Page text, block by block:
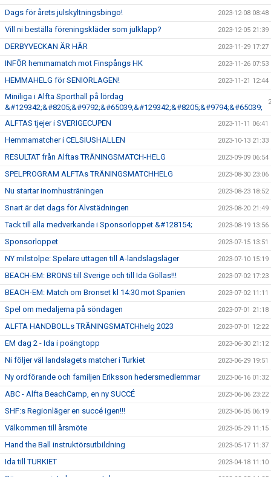
Dags för årets julskyltningsbingo! 2023-12-08 08:48
Vill ni beställa föreningskläder som julklapp? 2023-12-05 21:39
DERBYVECKAN ÄR HÄR 2023-11-29 17:27
INFÖR hemmamatch mot Finspångs HK 2023-11-26 07:53
HEMMAHELG för SENIORLAGEN! 2023-11-21 12:44
Miniliga i Alfta Sporthall på lördag
&#129342;&#8205;&#9792;&#65039;&#129342;&#8205;&#9794;&#65039;
ALFTAS tjejer i SVERIGECUPEN 2023-11-11 06:41
Hemmamatcher i CELSIUSHALLEN 2023-10-13 21:33
RESULTAT från Alftas TRÄNINGSMATCH-HELG 2023-09-09 06:54
SPELPROGRAM ALFTAs TRÄNINGSMATCHHELG 2023-08-30 23:06
Nu startar inomhusträningen 2023-08-23 18:52
Snart är det dags för Älvstädningen 2023-08-20 21:49
Tack till alla medverkande i Sponsorloppet &#128154; 2023-08-19 13:56
Sponsorloppet 2023-07-15 13:51
NY milstolpe: Spelare uttagen till A-landslagsläger 2023-07-10 15:19
BEACH-EM: BRONS till Sverige och till Ida Göllas!!! 2023-07-02 17:23
BEACH-EM: Match om Bronset kl 14:30 mot Spanien 2023-07-02 11:11
Spel om medaljerna på söndagen 2023-07-01 21:18
ALFTA HANDBOLLs TRÄNINGSMATCHhelg 2023 2023-07-01 12:22
EM dag 2 - Ida i poängtopp 2023-06-30 21:12
Ni följer väl landslagets matcher i Turkiet 2023-06-29 19:51
Ny ordförande och familjen Eriksson hedersmedlemmar 2023-06-16 01:32
ABC - Alfta BeachCamp, en ny SUCCÉ 2023-06-06 23:22
SHF:s Regionläger en succé igen!!! 2023-06-05 06:19
Välkommen till årsmöte 2023-05-29 11:15
Hand the Ball instruktörsutbildning 2023-05-17 11:37
Ida till TURKIET 2023-04-18 11:10